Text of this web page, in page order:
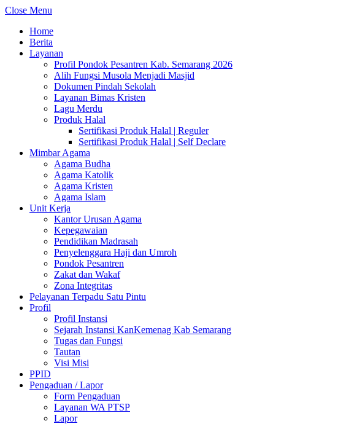
Close Menu
Home
Berita
Layanan
Profil Pondok Pesantren Kab. Semarang 2026
Alih Fungsi Musola Menjadi Masjid
Dokumen Pindah Sekolah
Layanan Bimas Kristen
Lagu Merdu
Produk Halal
Sertifikasi Produk Halal | Reguler
Sertifikasi Produk Halal | Self Declare
Mimbar Agama
Agama Budha
Agama Katolik
Agama Kristen
Agama Islam
Unit Kerja
Kantor Urusan Agama
Kepegawaian
Pendidikan Madrasah
Penyelenggara Haji dan Umroh
Pondok Pesantren
Zakat dan Wakaf
Zona Integritas
Pelayanan Terpadu Satu Pintu
Profil
Profil Instansi
Sejarah Instansi KanKemenag Kab Semarang
Tugas dan Fungsi
Tautan
Visi Misi
PPID
Pengaduan / Lapor
Form Pengaduan
Layanan WA PTSP
Lapor